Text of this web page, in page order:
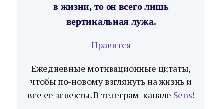
в жизни, то он всего лишь
вертикальная лужа.
Нравится
Ежедневные мотивационные цитаты,
чтобы по-новому взглянуть на жизнь и
все ее аспекты. В телеграм-канале Sens!